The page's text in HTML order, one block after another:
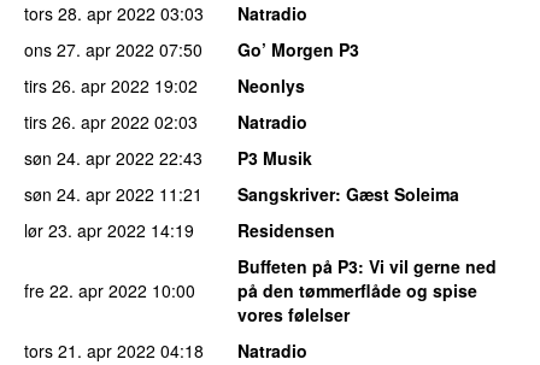
tors 28. apr 2022 03:03
Natradio
ons 27. apr 2022 07:50
Go’ Morgen P3
tirs 26. apr 2022 19:02
Neonlys
tirs 26. apr 2022 02:03
Natradio
søn 24. apr 2022 22:43
P3 Musik
søn 24. apr 2022 11:21 Sangskriver: Gæst Soleima
lør 23. apr 2022 14:19 Residensen
fre 22. apr 2022 10:00
Buffeten på P3: Vi vil gerne ned
på den tømmerflåde og spise
vores følelser
tors 21. apr 2022 04:18
Natradio